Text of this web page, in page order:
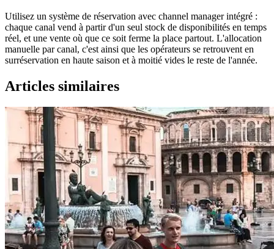
Utilisez un système de réservation avec channel manager intégré :
chaque canal vend à partir d'un seul stock de disponibilités en temps
réel, et une vente où que ce soit ferme la place partout. L'allocation
manuelle par canal, c'est ainsi que les opérateurs se retrouvent en
surréservation en haute saison et à moitié vides le reste de l'année.
Articles similaires